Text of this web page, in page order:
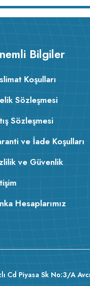
Bilgiler
Koşulları
Sözleşmesi
Sözleşmesi
ve İade Koşulları
ve Güvenlik
Hesaplarımız
Cd Piyasa Sk No:3/A